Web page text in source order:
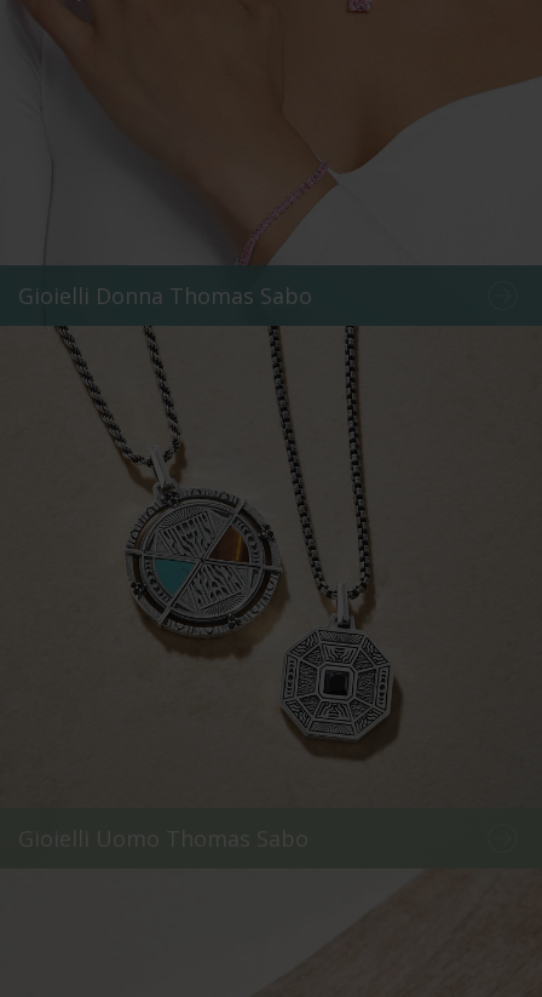
Gioielli Donna Thomas Sabo
Gioielli Uomo Thomas Sabo